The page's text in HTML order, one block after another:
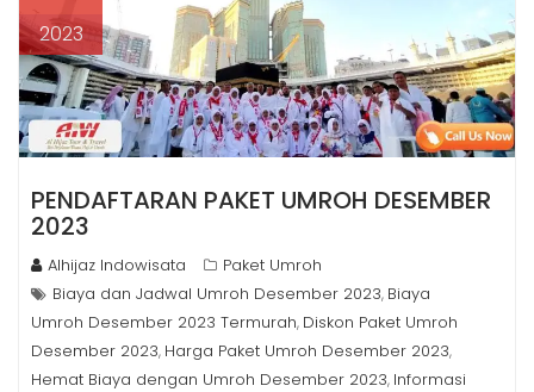
2023
PENDAFTARAN PAKET UMROH DESEMBER
2023
Alhijaz Indowisata
Paket Umroh
Biaya dan Jadwal Umroh Desember 2023, Biaya
Umroh Desember 2023 Termurah, Diskon Paket Umroh
Desember 2023, Harga Paket Umroh Desember 2023,
Hemat Biaya dengan Umroh Desember 2023, Informasi